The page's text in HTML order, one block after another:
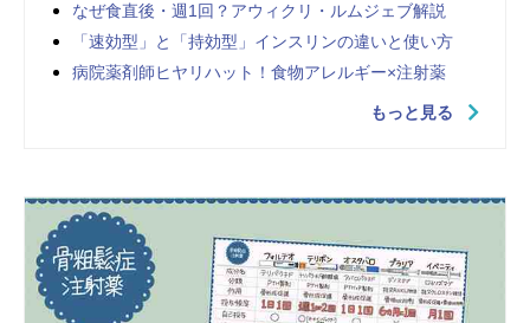
なぜ食直後・週1回？アウィクリ・ルムジェブ解説
「速効型」と「持効型」インスリンの違いと使い方
病院薬剤師ヒヤリハット！食物アレルギー×注射薬
もっと見る